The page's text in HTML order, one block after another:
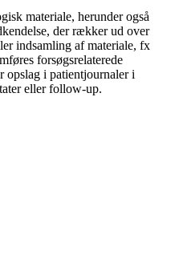
materiale, herunder også
der rækker ud over
indsamling af materiale, fx
forsøgsrelaterede
opslag i patientjournaler i
eller follow-up.